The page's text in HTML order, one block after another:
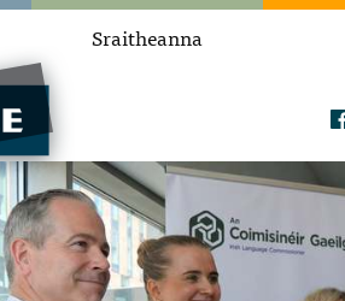
Sraitheanna